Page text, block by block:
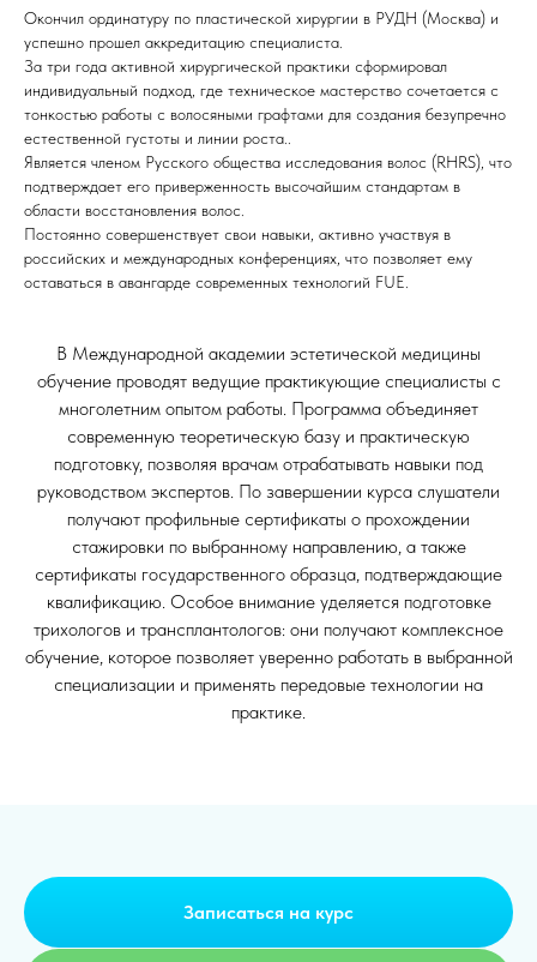
Окончил ординатуру по пластической хирургии в РУДН (Москва) и
успешно прошел аккредитацию специалиста.
За три года активной хирургической практики сформировал
индивидуальный подход, где техническое мастерство сочетается с
тонкостью работы с волосяными графтами для создания безупречно
естественной густоты и линии роста..
Является членом Русского общества исследования волос (RHRS), что
подтверждает его приверженность высочайшим стандартам в
области восстановления волос.
Постоянно совершенствует свои навыки, активно участвуя в
российских и международных конференциях, что позволяет ему
оставаться в авангарде современных технологий FUE.
В Международной академии эстетической медицины
обучение проводят ведущие практикующие специалисты с
многолетним опытом работы. Программа объединяет
современную теоретическую базу и практическую
подготовку, позволяя врачам отрабатывать навыки под
руководством экспертов. По завершении курса слушатели
получают профильные сертификаты о прохождении
стажировки по выбранному направлению, а также
сертификаты государственного образца, подтверждающие
квалификацию. Особое внимание уделяется подготовке
трихологов и трансплантологов: они получают комплексное
обучение, которое позволяет уверенно работать в выбранной
специализации и применять передовые технологии на
практике.
Записаться на курс